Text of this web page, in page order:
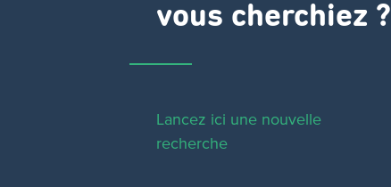
vous cherchiez ?
Lancez ici une nouvelle
recherche